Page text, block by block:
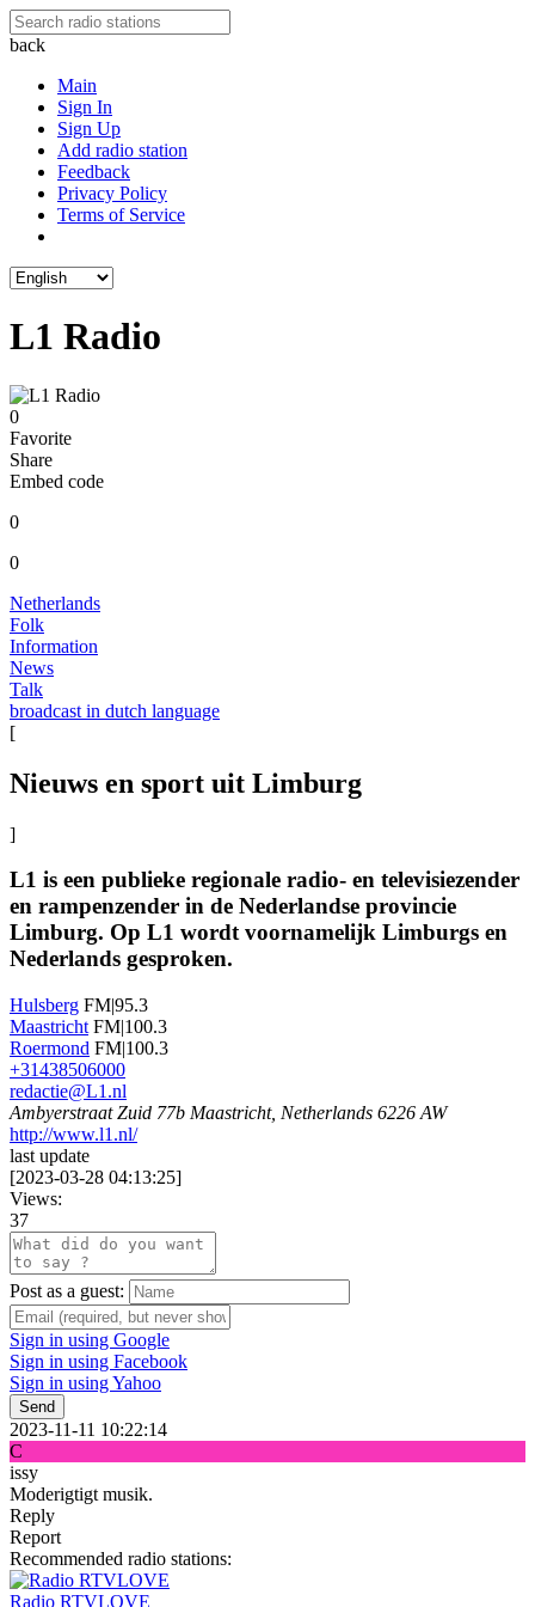
back
Main
Sign In
Sign Up
Add radio station
Feedback
Privacy Policy
Terms of Service
L1 Radio
0
Favorite
Share
Embed code
0
0
Netherlands
Folk
Information
News
Talk
broadcast in dutch language
[
Nieuws en sport uit Limburg
]
L1 is een publieke regionale radio- en televisiezender
en rampenzender in de Nederlandse provincie
Limburg. Op L1 wordt voornamelijk Limburgs en
Nederlands gesproken.
Hulsberg FM|95.3
Maastricht FM|100.3
Roermond FM|100.3
+31438506000
redactie@L1.nl
Ambyerstraat Zuid 77b Maastricht, Netherlands 6226 AW
http://www.l1.nl/
last update
[2023-03-28 04:13:25]
Views:
37
Post as a guest:
Sign in using Google
Sign in using Facebook
Sign in using Yahoo
Send
2023-11-11 10:22:14
C
issy
Moderigtigt musik.
Reply
Report
Recommended radio stations:
Radio RTVLOVE